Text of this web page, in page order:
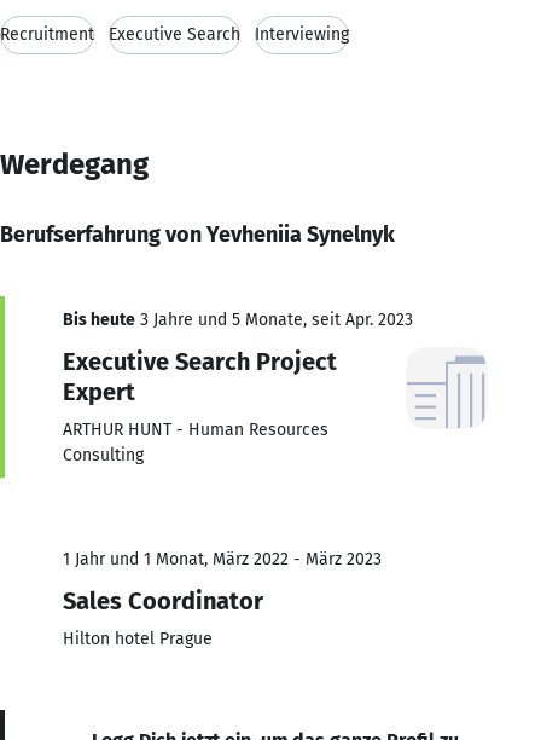
Recruitment Executive Search Interviewing
Werdegang
Berufserfahrung von Yevheniia Synelnyk
Bis heute 3 Jahre und 5 Monate, seit Apr. 2023
Executive Search Project
Expert
ARTHUR HUNT - Human Resources
Consulting
1 Jahr und 1 Monat, März 2022 - März 2023
Sales Coordinator
Hilton hotel Prague